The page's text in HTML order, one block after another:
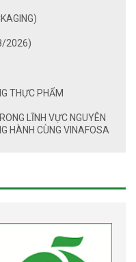
2026)
THỰC PHẨM
LĨNH VỰC NGUYÊN
HÀNH CÙNG VINAFOSA